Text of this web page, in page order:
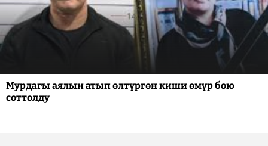
Мурдагы аялын атып өлтүргөн киши өмүр бою
соттолду